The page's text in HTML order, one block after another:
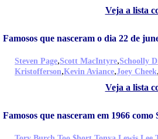
Veja a lista
Famosos que nasceram o dia 22 de
Steven Page,Scott MacIntyre,Schoolly D
Kristofferson,Kevin Aviance,Joey Cheek,
Veja a lista
Famosos que nasceram em 1966 como